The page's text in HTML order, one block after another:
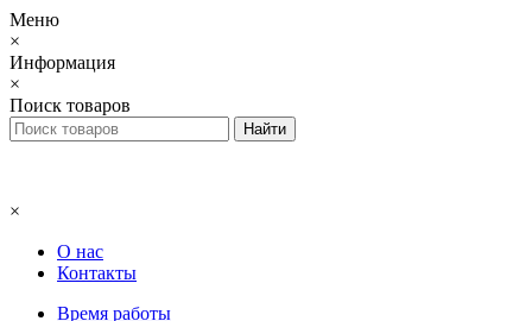
Меню
×
Информация
×
Поиск товаров
×
О нас
Контакты
Время работы